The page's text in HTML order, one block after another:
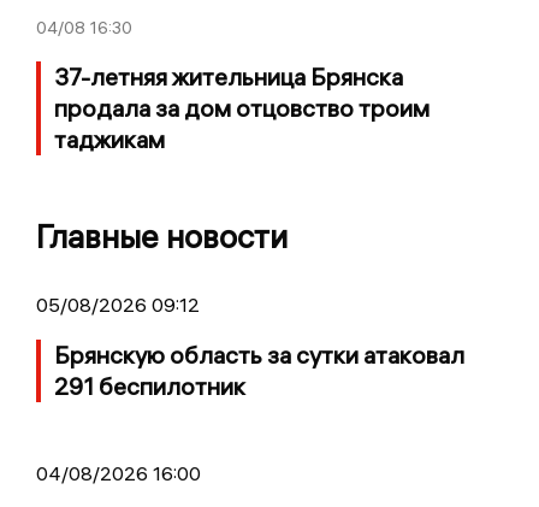
04/08 16:30
37-летняя жительница Брянска
продала за дом отцовство троим
таджикам
Главные новости
05/08/2026 09:12
Брянскую область за сутки атаковал
291 беспилотник
04/08/2026 16:00